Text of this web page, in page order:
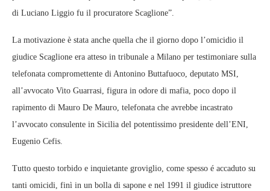
di Luciano Liggio fu il procuratore Scaglione”.
La motivazione è stata anche quella che il giorno dopo l’omicidio il
giudice Scaglione era atteso in tribunale a Milano per testimoniare sulla
telefonata compromettente di Antonino Buttafuoco, deputato MSI,
all’avvocato Vito Guarrasi, figura in odore di mafia, poco dopo il
rapimento di Mauro De Mauro, telefonata che avrebbe incastrato
l’avvocato consulente in Sicilia del potentissimo presidente dell’ENI,
Eugenio Cefis.
Tutto questo torbido e inquietante groviglio, come spesso é accaduto su
tanti omicidi, finì in un bolla di sapone e nel 1991 il giudice istruttore